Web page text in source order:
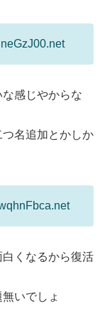
感じやからな
名追加とかしか
くなるから復活
いでしょ